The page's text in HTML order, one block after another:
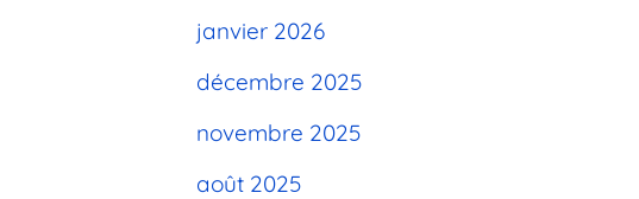
janvier 2026
décembre 2025
novembre 2025
août 2025